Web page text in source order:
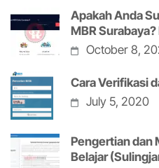
Apakah Anda
MBR
October 8,
Cara Verifikasi
July 5, 2020
Pengertian dan
Belajar